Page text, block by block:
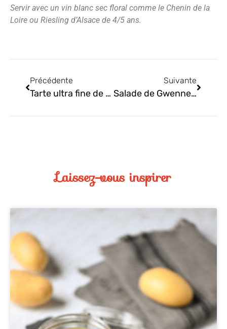
Servir avec un vin blanc sec floral comme le Chenin de la
Loire ou Riesling d’Alsace de 4/5 ans.
Précédente
Tarte ultra fine de Gwenne
Suivante
Salade de Gwenne au saumon, œufs et aneth
Laissez-vous inspirer